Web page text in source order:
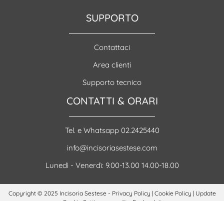
SUPPORTO
Contattaci
Area clienti
Supporto tecnico
CONTATTI & ORARI
Tel. e Whatsapp 02.2425440
info@incisoriasestese.com
Lunedì - Venerdì: 9.00-13.00 14.00-18.00
Copyright © 2025 Incisoria Sestese - Privacy Policy | Cookie Policy | Update